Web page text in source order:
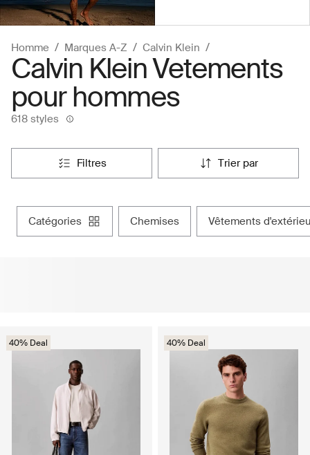
Homme Marques A-Z Calvin Klein
Calvin Klein Vetements
pour hommes
618 styles
filtres trier par
catégories chemises vêtements
40% Deal 40% Deal